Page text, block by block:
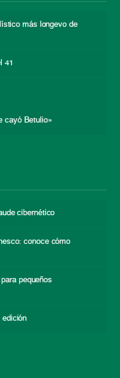
más longevo de
41
cayó Betulio»
cibernético
conoce cómo
pequeños
edición